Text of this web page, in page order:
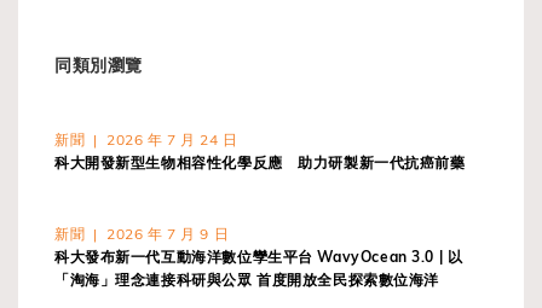
同類別瀏覽
新聞 | 2026 年 7 月 24 日
科大開發新型生物相容性化學反應 助力研製新一代抗癌前藥
新聞 | 2026 年 7 月 9 日
科大發布新一代互動海洋數位孿生平台 WavyOcean 3.0 | 以
「淘海」理念連接科研與公眾 首度開放全民探索數位海洋